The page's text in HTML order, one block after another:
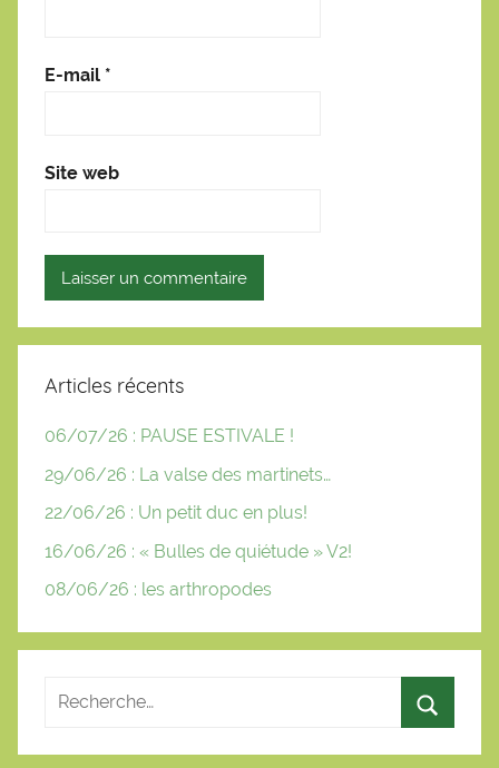
E-mail *
Site web
Articles récents
06/07/26 : PAUSE ESTIVALE !
29/06/26 : La valse des martinets…
22/06/26 : Un petit duc en plus!
16/06/26 : « Bulles de quiétude » V2!
08/06/26 : les arthropodes